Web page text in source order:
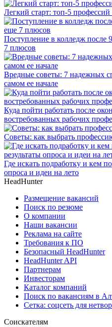
Легкий старт: топ-5
Поступление в колледж после
7 плюсов
Вредные советы: 7 надежных
самом ее начале
Куда пойти работать после
востребованных рабочих
Советы: как выбрать
Где искать подработку и кем
опроса и идеи на лето
HeadHunter
Размещение вакансий
Поиск по резюме
О компании
Наши вакансии
Реклама на сайте
Требования к ПО
Безопасный HeadHunter
HeadHunter API
Партнерам
Инвесторам
Каталог компаний
Поиск по вакансиям в
Сетка: соцсеть для
Соискателям